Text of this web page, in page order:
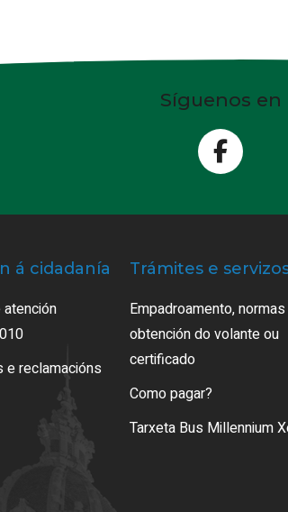
Síguenos en
á cidadanía
e reclamacións
Trámites e
Empadroamento,
obtención do volante ou
certificado
Como pagar?
Tarxeta Bus Millennium